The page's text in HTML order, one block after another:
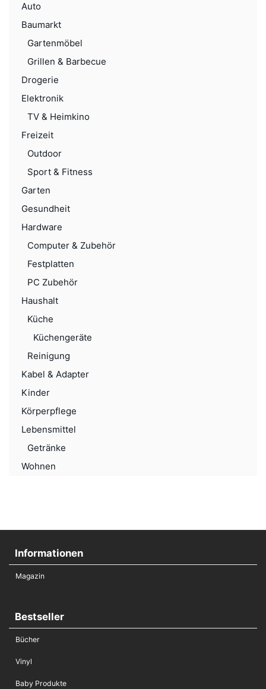
Auto
Baumarkt
Gartenmöbel
Grillen & Barbecue
Drogerie
Elektronik
TV & Heimkino
Freizeit
Outdoor
Sport & Fitness
Garten
Gesundheit
Hardware
Computer & Zubehör
Festplatten
PC Zubehör
Haushalt
Küche
Küchengeräte
Reinigung
Kabel & Adapter
Kinder
Körperpflege
Lebensmittel
Getränke
Wohnen
Informationen
Magazin
Bestseller
Bücher
Vinyl
Baby Produkte